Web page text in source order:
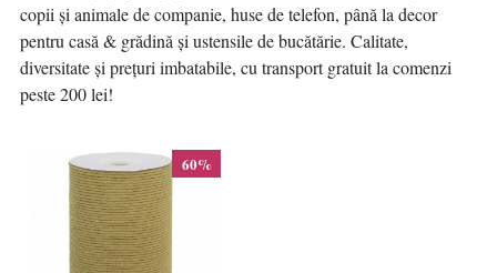
copii și animale de companie, huse de telefon, până la decor
pentru casă & grădină și ustensile de bucătărie. Calitate,
diversitate și prețuri imbatabile, cu transport gratuit la comenzi
peste 200 lei!
60%